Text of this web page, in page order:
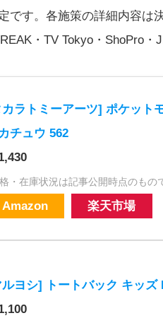
です。各施策の詳細内容は
・TV Tokyo・ShoPro
カラトミーアーツ] ポケット
チュウ 562
・在庫状況は記事公開時点のもの
Amazon 楽天市場
ルヨシ] トートバック キッズ